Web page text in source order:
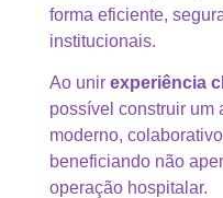
forma eficiente,
institucionais.
Ao unir experiência
possível construir um
moderno,
beneficiando não
operação hospitalar.